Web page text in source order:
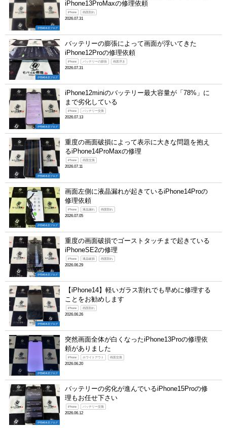
伊勢崎本店ブログ
iPhone13ProMaxの修理依頼
iPhone 画面割れ
2026.07.31
伊勢崎本店ブログ
バッテリーの膨張によって画面が浮いてきた
iPhone12Proの修理依頼
iPhone バッテリーの膨張 画面浮き
2026.07.31
伊勢崎本店ブログ
iPhone12miniのバッテリー最大容量が「78%」に
まで劣化している
iPhone バッテリー交換
2026.07.13
伊勢崎本店ブログ
重度の画面破損によって表示に大きな問題を抱え
るiPhone14ProMaxの修理
iPhone 画面交換
2026.07.11
伊勢崎本店ブログ
画面左側に液晶漏れが起きているiPhone14Proの
修理依頼
iPhone 液晶漏れ 画面割れ
2026.07.05
伊勢崎本店ブログ
重度の画面破損でゴーストタッチまで起きている
iPhoneSE2の修理
iPhone 液晶破損 画面割れ
2026.06.29
伊勢崎本店ブログ
【iPhone14】軽いガラス割れでも早めに修理する
ことをお勧めします
iPhone 画面割れ
2026.06.26
伊勢崎本店ブログ
突然画面全体が白くなったiPhone13Proの修理依
頼がありました
iPhone ホワイトアウト 画面交換
2026.06.20
伊勢崎本店ブログ
バッテリーの劣化が進んでいるiPhone15Proの修
理もお任せ下さい
iPhone バッテリー交換
2026.06.12